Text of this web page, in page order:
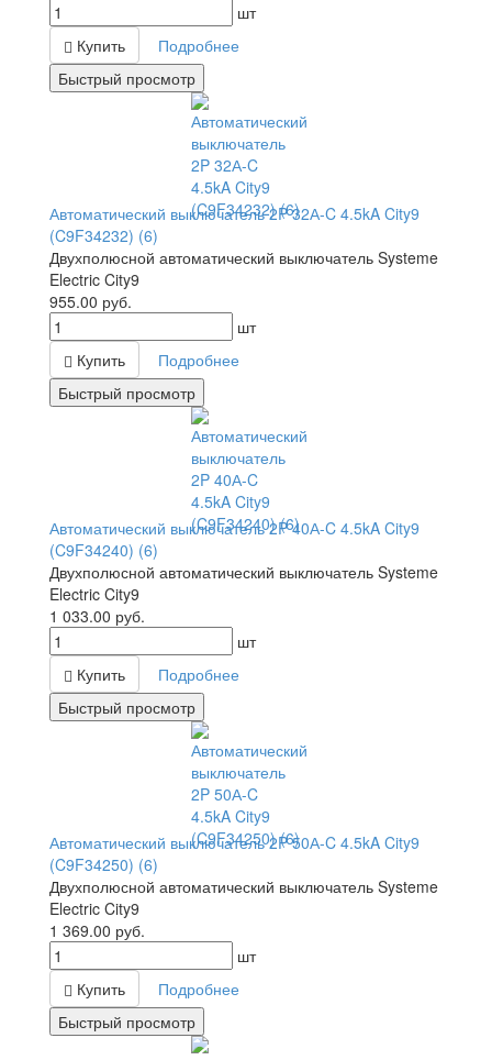
шт
Купить
Подробнее
Быстрый просмотр
Автоматический выключатель 2P 32А-C 4.5kA City9
(C9F34232) (6)
Двухполюсной автоматический выключатель Systeme
Electric City9
955.00 руб.
шт
Купить
Подробнее
Быстрый просмотр
Автоматический выключатель 2P 40А-C 4.5kA City9
(C9F34240) (6)
Двухполюсной автоматический выключатель Systeme
Electric City9
1 033.00 руб.
шт
Купить
Подробнее
Быстрый просмотр
Автоматический выключатель 2P 50А-C 4.5kA City9
(C9F34250) (6)
Двухполюсной автоматический выключатель Systeme
Electric City9
1 369.00 руб.
шт
Купить
Подробнее
Быстрый просмотр